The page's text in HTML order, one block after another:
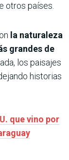
otros países.
la naturaleza
grandes de
los paisajes
historias
que vino por